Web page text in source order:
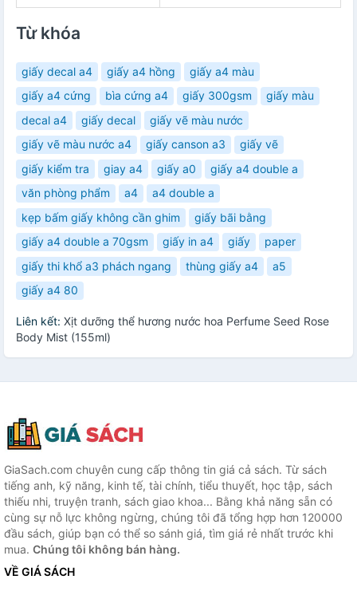
Từ khóa
giấy decal a4 giấy a4 hồng
giấy a4 màu
giấy a4 cứng
bìa cứng a4 giấy 300gsm
giấy màu
decal a4
giấy decal
giấy vẽ màu nước
giấy vẽ màu nước a4
giấy canson a3
giấy vẽ
giấy kiểm tra
giay a4 giấy a0
giấy a4 double a
văn phòng phẩm
a4
a4 double a
kẹp bấm giấy không cần ghim
giấy bãi bằng
giấy a4 double a 70gsm
giấy in a4 giấy
paper
giấy thi khổ a3 phách ngang
thùng giấy a4
a5
giấy a4 80
Liên kết: Xịt dưỡng thể hương nước hoa Perfume Seed Rose
Body Mist (155ml)
GiaSach.com chuyên cung cấp thông tin giá cả sách. Từ sách
tiếng anh, kỹ năng, kinh tế, tài chính, tiểu thuyết, học tập, sách
thiếu nhi, truyện tranh, sách giao khoa... Bằng khả năng sẵn có
cùng sự nỗ lực không ngừng, chúng tôi đã tổng hợp hơn 120000
đầu sách, giúp bạn có thể so sánh giá, tìm giá rẻ nhất trước khi
mua. Chúng tôi không bán hàng.
VỀ GIÁ SÁCH